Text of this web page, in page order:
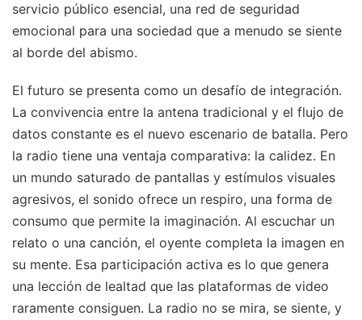
servicio público esencial, una red de seguridad
emocional para una sociedad que a menudo se siente
al borde del abismo.
El futuro se presenta como un desafío de integración.
La convivencia entre la antena tradicional y el flujo de
datos constante es el nuevo escenario de batalla. Pero
la radio tiene una ventaja comparativa: la calidez. En
un mundo saturado de pantallas y estímulos visuales
agresivos, el sonido ofrece un respiro, una forma de
consumo que permite la imaginación. Al escuchar un
relato o una canción, el oyente completa la imagen en
su mente. Esa participación activa es lo que genera
una lección de lealtad que las plataformas de video
raramente consiguen. La radio no se mira, se siente, y